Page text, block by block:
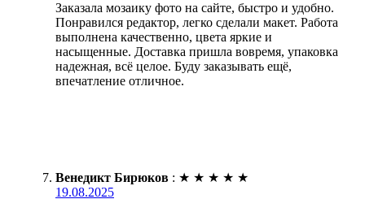
Заказала мозаику фото на сайте, быстро и удобно.
Понравился редактор, легко сделали макет. Работа
выполнена качественно, цвета яркие и
насыщенные. Доставка пришла вовремя, упаковка
надежная, всё целое. Буду заказывать ещё,
впечатление отличное.
Венедикт Бирюков : ★ ★ ★ ★ ★
19.08.2025